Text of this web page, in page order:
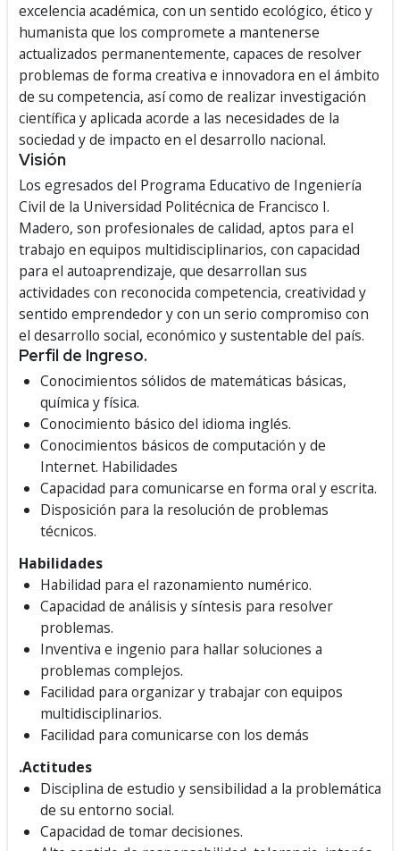
excelencia académica, con un sentido ecológico, ético y
humanista que los compromete a mantenerse
actualizados permanentemente, capaces de resolver
problemas de forma creativa e innovadora en el ámbito
de su competencia, así como de realizar investigación
científica y aplicada acorde a las necesidades de la
sociedad y de impacto en el desarrollo nacional.
Visión
Los egresados del Programa Educativo de Ingeniería
Civil de la Universidad Politécnica de Francisco I.
Madero, son profesionales de calidad, aptos para el
trabajo en equipos multidisciplinarios, con capacidad
para el autoaprendizaje, que desarrollan sus
actividades con reconocida competencia, creatividad y
sentido emprendedor y con un serio compromiso con
el desarrollo social, económico y sustentable del país.
Perfil de Ingreso.
Conocimientos sólidos de matemáticas básicas,
química y física.
Conocimiento básico del idioma inglés.
Conocimientos básicos de computación y de
Internet. Habilidades
Capacidad para comunicarse en forma oral y escrita.
Disposición para la resolución de problemas
técnicos.
Habilidades
Habilidad para el razonamiento numérico.
Capacidad de análisis y síntesis para resolver
problemas.
Inventiva e ingenio para hallar soluciones a
problemas complejos.
Facilidad para organizar y trabajar con equipos
multidisciplinarios.
Facilidad para comunicarse con los demás
.Actitudes
Disciplina de estudio y sensibilidad a la problemática
de su entorno social.
Capacidad de tomar decisiones.